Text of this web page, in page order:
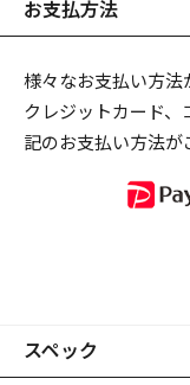
お支払方法
様々なお支払い方法
クレジットカード
記のお支払い方法が
スペック